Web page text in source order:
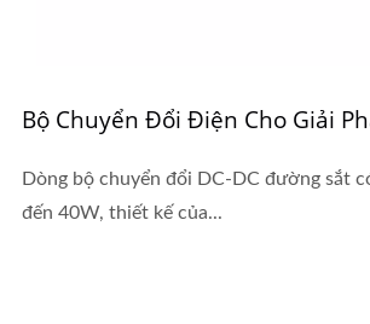
Bộ Chuyển Đổi Điện Cho Giải
Dòng bộ chuyển đổi DC-DC đường sắt
đến 40W, thiết kế của...